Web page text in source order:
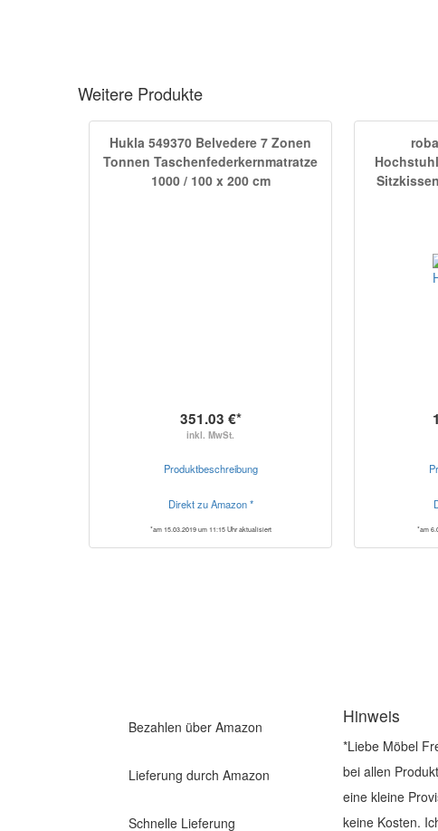
Weitere Produkte
Hukla 549370 Belvedere 7 Zonen
Tonnen Taschenfederkernmatratze
1000 / 100 x 200 cm
351.03 €*
inkl. MwSt.
Produktbeschreibung
Direkt zu Amazon *
*am 15.03.2019 um 11:15 Uhr aktualisiert *am
Bezahlen über Amazon
Lieferung durch Amazon
Schnelle Lieferung
Hinweis
*Liebe Möbel
bei allen
eine kleine
keine Kosten.